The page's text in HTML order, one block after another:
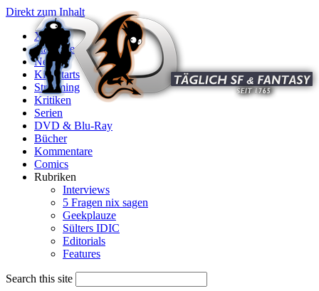
Direkt zum Inhalt
X
Startseite
News
Kinostarts
Streaming
Kritiken
Serien
DVD & Blu-Ray
Bücher
Kommentare
Comics
Rubriken
Interviews
5 Fragen nix sagen
Geekplauze
Sülters IDIC
Editorials
Features
Search this site